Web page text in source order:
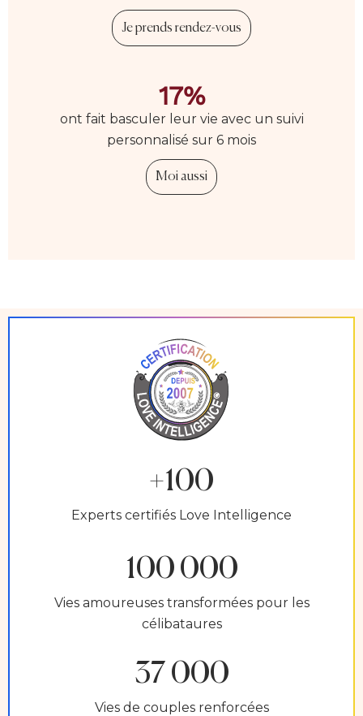
Je prends rendez-vous
17%
ont fait basculer leur vie avec un suivi
personnalisé sur 6 mois
Moi aussi
+100
Experts certifiés Love Intelligence
100 000
Vies amoureuses transformées pour les
célibataures
37 000
Vies de couples renforcées